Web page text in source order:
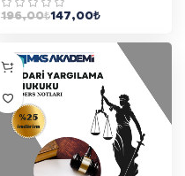
196,00₺147,00₺